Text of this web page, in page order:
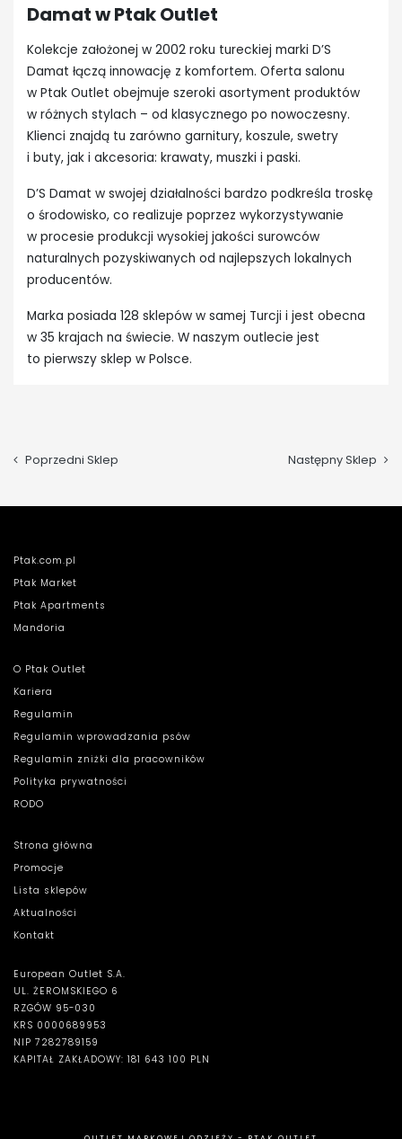
Damat w Ptak Outlet
Kolekcje założonej w 2002 roku tureckiej marki D’S
Damat łączą innowację z komfortem. Oferta salonu
w Ptak Outlet obejmuje szeroki asortyment produktów
w różnych stylach – od klasycznego po nowoczesny.
Klienci znajdą tu zarówno garnitury, koszule, swetry
i buty, jak i akcesoria: krawaty, muszki i paski.
D’S Damat w swojej działalności bardzo podkreśla troskę
o środowisko, co realizuje poprzez wykorzystywanie
w procesie produkcji wysokiej jakości surowców
naturalnych pozyskiwanych od najlepszych lokalnych
producentów.
Marka posiada 128 sklepów w samej Turcji i jest obecna
w 35 krajach na świecie. W naszym outlecie jest
to pierwszy sklep w Polsce.
Poprzedni Sklep Następny Sklep
Ptak.com.pl
Ptak Market
Ptak Apartments
Mandoria
O Ptak Outlet
Kariera
Regulamin
Regulamin wprowadzania psów
Regulamin zniżki dla pracowników
Polityka prywatności
RODO
Strona główna
Promocje
Lista sklepów
Aktualności
Kontakt
European Outlet S.A.
UL. ŻEROMSKIEGO 6
RZGÓW 95-030
KRS 0000689953
NIP 7282789159
KAPITAŁ ZAKŁADOWY: 181 643 100 PLN